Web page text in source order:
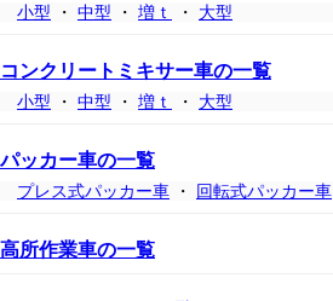
小型 ・ 中型 ・ 増ｔ ・ 大型
コンクリートミキサー車の一覧
小型 ・ 中型 ・ 増ｔ ・ 大型
パッカー車の一覧
プレス式パッカー車 ・ 回転式パッカー車
高所作業車の一覧